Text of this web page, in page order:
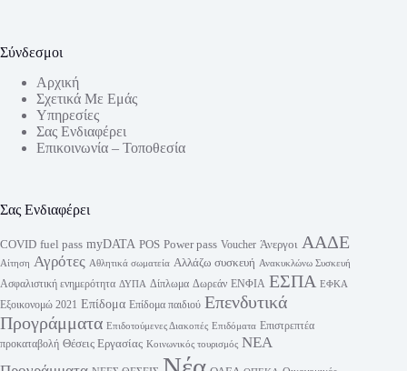
Σύνδεσμοι
Αρχική
Σχετικά Με Εμάς
Υπηρεσίες
Σας Ενδιαφέρει
Επικοινωνία – Τοποθεσία
Σας Ενδιαφέρει
COVID fuel pass myDATA POS Power pass Voucher Άνεργοι ΑΑΔΕ
Αίτηση Αγρότες Αθλητικά σωματεία Αλλάζω συσκευή Ανακυκλώνω Συσκευή
Ασφαλιστική ενημερότητα ΔΥΠΑ Δίπλωμα Δωρεάν ΕΝΦΙΑ ΕΣΠΑ ΕΦΚΑ
Εξοικονομώ 2021 Επίδομα Επίδομα παιδιού Επενδυτικά
Προγράμματα Επιδοτούμενες Διακοπές Επιδόματα Επιστρεπτέα
προκαταβολή Θέσεις Εργασίας Κοινωνικός τουρισμός ΝΕΑ